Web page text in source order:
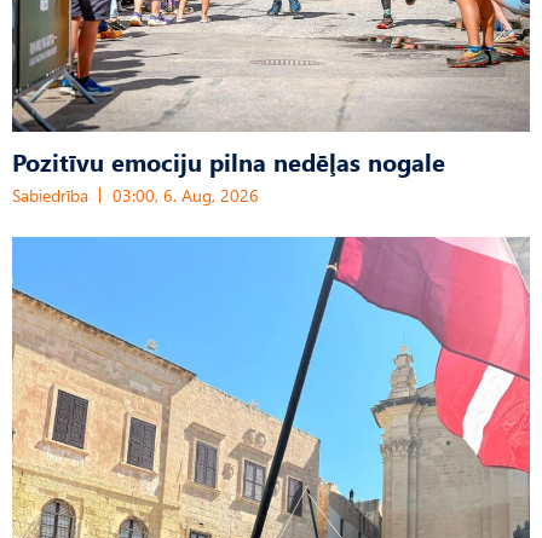
Pozitīvu emociju pilna nedēļas nogale
Sabiedrība 03:00, 6. Aug, 2026